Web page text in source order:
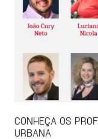
CONHEÇA OS
URBANA